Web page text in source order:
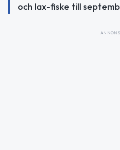
och lax-fiske till
ANNONS